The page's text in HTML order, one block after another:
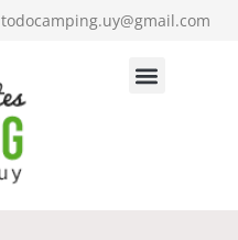
todocamping.uy@gmail.com